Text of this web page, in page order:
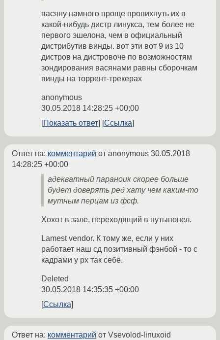
васяну намного проще пропихнуть их в
какой-нибудь дистр линукса, тем более не
первого эшелона, чем в официальный
дистрибутив винды. вот эти вот 9 из 10
дистров на дистровоче по возможностям
зондирования васянами равны сборочкам
винды на торрент-трекерах
anonymous
30.05.2018 14:28:25 +00:00
Показать ответ
Ссылка
Ответ на: комментарий от anonymous 30.05.2018
14:28:25 +00:00
адекватный параноик скорее больше
будет доверять ред хату чем каким-то
мутным перцам из фсф.
Хохот в зале, переходящий в нутыпонел.
Lamest vendor. К тому же, если у них
работает наш сд позитивный фэнбой - то с
кадрами у рх так себе.
Deleted
30.05.2018 14:35:35 +00:00
Ссылка
Ответ на: комментарий от Vsevolod-linuxoid